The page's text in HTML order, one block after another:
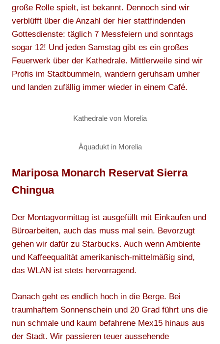
große Rolle spielt, ist bekannt. Dennoch sind wir
verblüfft über die Anzahl der hier stattfindenden
Gottesdienste: täglich 7 Messfeiern und sonntags
sogar 12! Und jeden Samstag gibt es ein großes
Feuerwerk über der Kathedrale. Mittlerweile sind wir
Profis im Stadtbummeln, wandern geruhsam umher
und landen zufällig immer wieder in einem Café.
Kathedrale von Morelia
Äquadukt in Morelia
Mariposa Monarch Reservat Sierra
Chingua
Der Montagvormittag ist ausgefüllt mit Einkaufen und
Büroarbeiten, auch das muss mal sein. Bevorzugt
gehen wir dafür zu Starbucks. Auch wenn Ambiente
und Kaffeequalität amerikanisch-mittelmäßig sind,
das WLAN ist stets hervorragend.
Danach geht es endlich hoch in die Berge. Bei
traumhaftem Sonnenschein und 20 Grad führt uns die
nun schmale und kaum befahrene Mex15 hinaus aus
der Stadt. Wir passieren teuer aussehende